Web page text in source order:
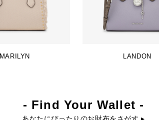
MARILYN LANDON
- Find Your Wallet -
あなたにぴったりのお財布をさがす ▸